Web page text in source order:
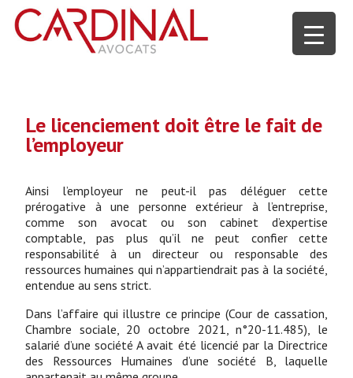
Le licenciement doit être le fait de
l’employeur
Ainsi l’employeur ne peut-il pas déléguer cette
prérogative à une personne extérieur à l’entreprise,
comme son avocat ou son cabinet d’expertise
comptable, pas plus qu’il ne peut confier cette
responsabilité à un directeur ou responsable des
ressources humaines qui n’appartiendrait pas à la société,
entendue au sens strict.
Dans l’affaire qui illustre ce principe (Cour de cassation,
Chambre sociale, 20 octobre 2021, n°20-11.485), le
salarié d’une société A avait été licencié par la Directrice
des Ressources Humaines d’une société B, laquelle